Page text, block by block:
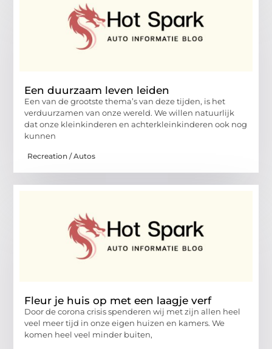
Een duurzaam leven leiden
Een van de grootste thema’s van deze tijden, is het
verduurzamen van onze wereld. We willen natuurlijk
dat onze kleinkinderen en achterkleinkinderen ook nog
kunnen
Recreation / Autos
Fleur je huis op met een laagje verf
Door de corona crisis spenderen wij met zijn allen heel
veel meer tijd in onze eigen huizen en kamers. We
komen heel veel minder buiten,